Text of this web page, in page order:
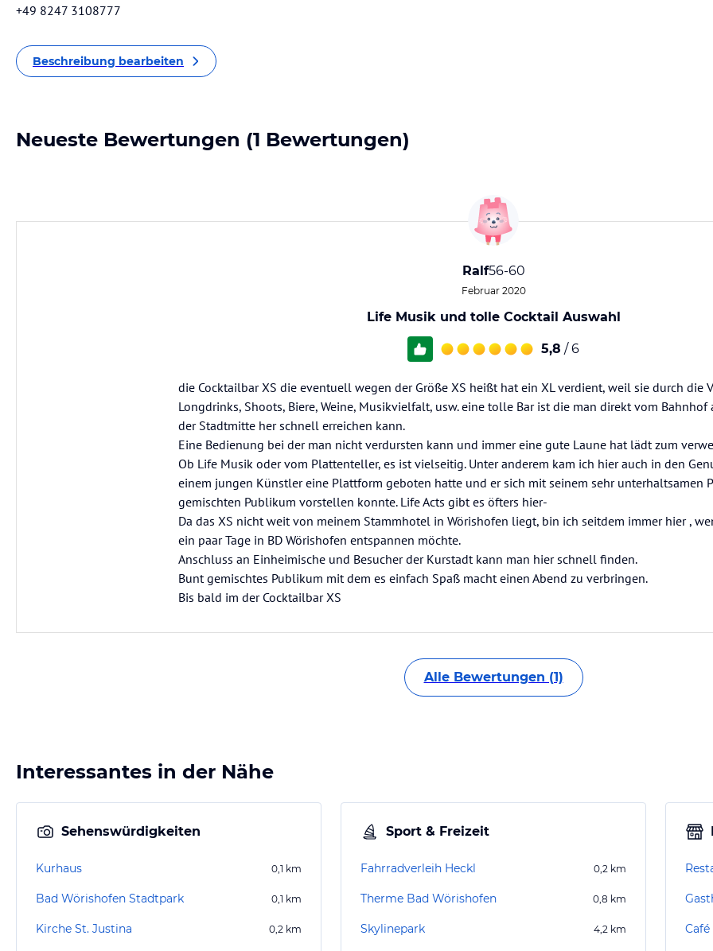
+49 8247 3108777
Beschreibung bearbeiten
Neueste Bewertungen (1 Bewertungen)
Ralf56-60
Februar 2020
Life Musik und tolle Cocktail Auswahl
5,8 / 6
die Cocktailbar XS die eventuell wegen der Größe XS heißt hat ein XL verdient, weil sie durch die
Longdrinks, Shoots, Biere, Weine, Musikvielfalt, usw. eine tolle Bar ist die man direkt vom Bahnhof
der Stadtmitte her schnell erreichen kann.
Eine Bedienung bei der man nicht verdursten kann und immer eine gute Laune hat lädt zum
Ob Life Musik oder vom Plattenteller, es ist vielseitig. Unter anderem kam ich hier auch in den
einem jungen Künstler eine Plattform geboten hatte und er sich mit seinem sehr unterhaltsamen
gemischten Publikum vorstellen konnte. Life Acts gibt es öfters hier-
Da das XS nicht weit von meinem Stammhotel in Wörishofen liegt, bin ich seitdem immer hier ,
ein paar Tage in BD Wörishofen entspannen möchte.
Anschluss an Einheimische und Besucher der Kurstadt kann man hier schnell finden.
Bunt gemischtes Publikum mit dem es einfach Spaß macht einen Abend zu verbringen.
Bis bald im der Cocktailbar XS
Alle Bewertungen (1)
Interessantes in der Nähe
Sehenswürdigkeiten
Kurhaus 0,1 km
Bad Wörishofen Stadtpark 0,1 km
Kirche St. Justina 0,2 km
Sport & Freizeit
Fahrradverleih Heckl 0,2 km
Therme Bad Wörishofen 0,8 km
Skylinepark 4,2 km